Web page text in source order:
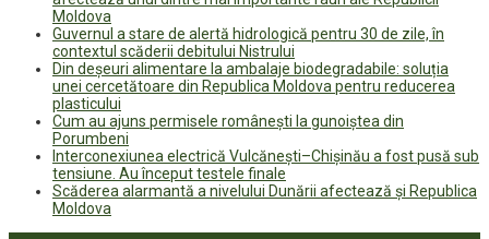
Moldova
Guvernul a stare de alertă hidrologică pentru 30 de zile, în
contextul scăderii debitului Nistrului
Din deșeuri alimentare la ambalaje biodegradabile: soluția
unei cercetătoare din Republica Moldova pentru reducerea
plasticului
Cum au ajuns permisele românești la gunoiștea din
Porumbeni
Interconexiunea electrică Vulcănești–Chișinău a fost pusă sub
tensiune. Au început testele finale
Scăderea alarmantă a nivelului Dunării afectează și Republica
Moldova